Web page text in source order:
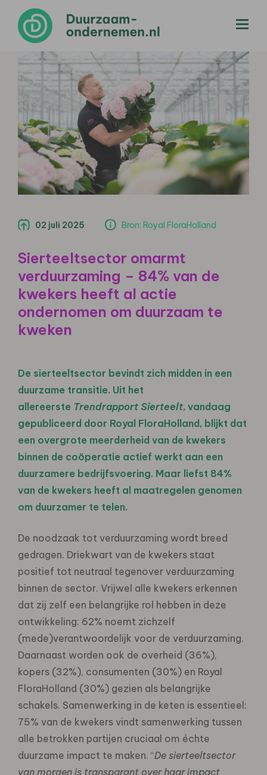
02 juli 2025 Bron: Royal FloraHolland
Sierteeltsector omarmt
verduurzaming – 84% van de
kwekers heeft al actie
ondernomen om duurzaam te
kweken
De sierteeltsector bevindt zich midden in een
duurzame transitie. Uit het
allereerste Trendrapport Sierteelt, vandaag
gepubliceerd door Royal FloraHolland, blijkt dat
een overgrote meerderheid van de kwekers
binnen de coöperatie actief werkt aan een
duurzamere bedrijfsvoering. Maar liefst 84%
van de kwekers heeft al maatregelen genomen
om duurzamer te telen.
De noodzaak tot verduurzaming wordt breed
gedragen. Driekwart van de kwekers staat
positief tot neutraal tegenover verduurzaming
binnen de sector. Vrijwel alle kwekers erkennen
dat zij zelf een belangrijke rol hebben in deze
ontwikkeling: 62% noemt zichzelf
(mede)verantwoordelijk voor de verduurzaming.
Daarnaast worden ook de overheid (36%),
kopers (32%), consumenten (30%) en Royal
FloraHolland (30%) gezien als belangrijke
schakels. Samenwerking in de keten is essentieel:
75% van de kwekers vindt samenwerking tussen
alle betrokken partijen cruciaal om échte
duurzame impact te maken. “De sierteeltsector
van morgen is transparant over haar impact